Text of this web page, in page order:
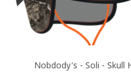
Nobdody's - Soli - Skull